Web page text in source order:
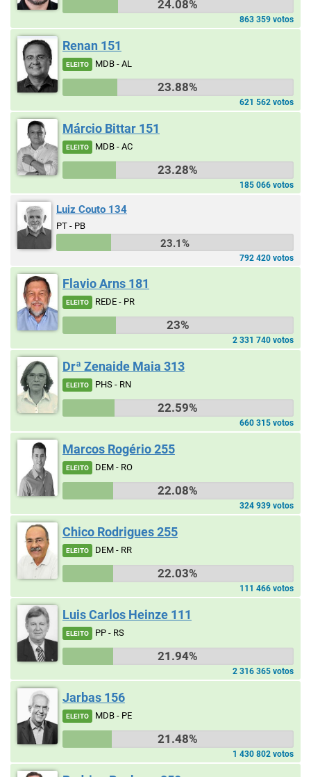
24.08%
863 359 votos
Renan 151
ELEITO MDB - AL
23.88%
621 562 votos
Márcio Bittar 151
ELEITO MDB - AC
23.28%
185 066 votos
Luiz Couto 134
PT - PB
23.1%
792 420 votos
Flavio Arns 181
ELEITO REDE - PR
23%
2 331 740 votos
Drª Zenaide Maia 313
ELEITO PHS - RN
22.59%
660 315 votos
Marcos Rogério 255
ELEITO DEM - RO
22.08%
324 939 votos
Chico Rodrigues 255
ELEITO DEM - RR
22.03%
111 466 votos
Luis Carlos Heinze 111
ELEITO PP - RS
21.94%
2 316 365 votos
Jarbas 156
ELEITO MDB - PE
21.48%
1 430 802 votos